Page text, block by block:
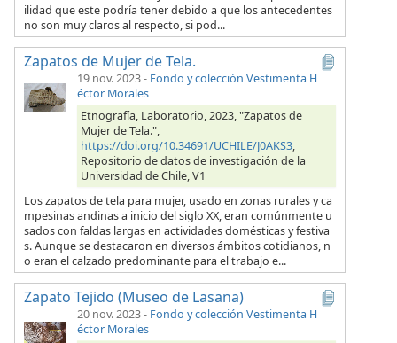
ilidad que este podría tener debido a que los antecedentes
no son muy claros al respecto, si pod...
Zapatos de Mujer de Tela.
19 nov. 2023- Fondo y colección Vestimenta H
éctor Morales
Etnografía, Laboratorio, 2023, "Zapatos de
Mujer de Tela.",
https://doi.org/10.34691/UCHILE/J0AKS3,
Repositorio de datos de investigación de la
Universidad de Chile, V1
Los zapatos de tela para mujer, usado en zonas rurales y ca
mpesinas andinas a inicio del siglo XX, eran comúnmente u
sados con faldas largas en actividades domésticas y festiva
s. Aunque se destacaron en diversos ámbitos cotidianos, n
o eran el calzado predominante para el trabajo e...
Zapato Tejido (Museo de Lasana)
20 nov. 2023- Fondo y colección Vestimenta H
éctor Morales